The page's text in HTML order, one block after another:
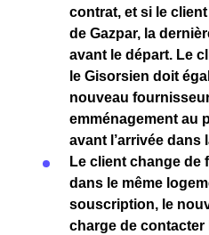
contrat, et si le
de Gazpar, la
avant le départ. Le
le Gisorsien doit
nouveau
emménagement au
avant l’arrivée
Le client change de
dans le même
souscription, le
charge de